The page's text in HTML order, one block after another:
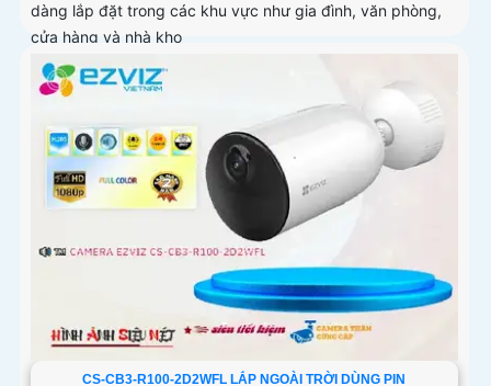
dàng lắp đặt trong các khu vực như gia đình, văn phòng,
cửa hàng và nhà kho
CS-CB3-R100-2D2WFL LẮP NGOÀI TRỜI DÙNG PIN